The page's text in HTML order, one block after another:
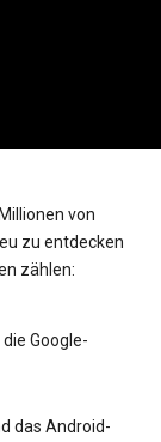
von
zu entdecken
zählen:
Google-
das Android-